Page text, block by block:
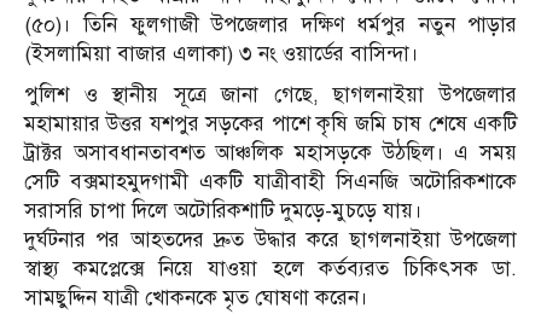
(৫০)। তিনি ফুলগাজী উপজেলার দক্ষিণ ধর্মপুর নতুন পাড়ার
(ইসলামিয়া বাজার এলাকা) ৩ নং ওয়ার্ডের বাসিন্দা।
পুলিশ ও স্থানীয় সূত্রে জানা গেছে, ছাগলনাইয়া উপজেলার
মহামায়ার উত্তর যশপুর সড়কের পাশে কৃষি জমি চাষ শেষে একটি
ট্রাক্টর অসাবধানতাবশত আঞ্চলিক মহাসড়কে উঠছিল। এ সময়
সেটি বক্সমাহমুদগামী একটি যাত্রীবাহী সিএনজি অটোরিকশাকে
সরাসরি চাপা দিলে অটোরিকশাটি দুমড়ে-মুচড়ে যায়।
দুর্ঘটনার পর আহতদের দ্রুত উদ্ধার করে ছাগলনাইয়া উপজেলা
স্বাস্থ্য কমপ্লেক্সে নিয়ে যাওয়া হলে কর্তব্যরত চিকিৎসক ডা.
সামছুদ্দিন যাত্রী খোকনকে মৃত ঘোষণা করেন।